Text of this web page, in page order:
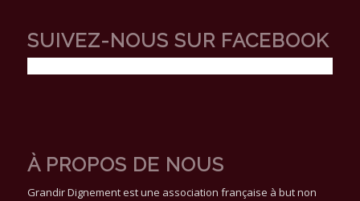
SUIVEZ-NOUS SUR FACEBOOK
À PROPOS DE NOUS
Grandir Dignement est une association française à but non